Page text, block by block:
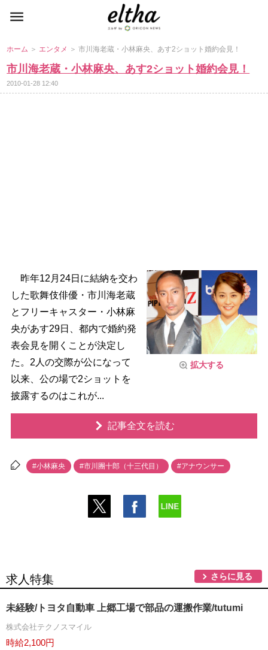
ホーム ＞ エンタメ ＞ 市川海老蔵・小林麻央、あす2ショット婚約会見！
市川海老蔵・小林麻央、あす2ショット婚約会見！
2010-01-28 12:40
拡大する
昨年12月24日に結納を交わ
した歌舞伎俳優・市川海老蔵
とフリーキャスター・小林麻
央があす29日、都内で婚約発
表会見を開くことが決定し
た。2人の交際が公になって
以来、公の場で2ショットを
披露するのはこれが...
記事全文を読む
#小林麻央 #市川團十郎（十三代目） #アナウンサー
求人特集 さらに見る
未経験/トヨタ自動車 上郷工場で部品の運搬作業/tutumi
株式会社テクノスマイル
時給2,100円